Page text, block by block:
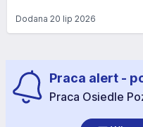
Dodana 20 lip 2026
Praca alert -
Praca Osiedle